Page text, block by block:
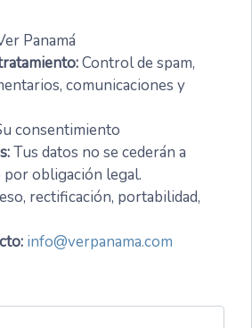
Panamá
Control de spam,
comunicaciones y
consentimiento
Tus datos no se cederán a
obligación legal.
rectificación, portabilidad,
info@verpanama.com